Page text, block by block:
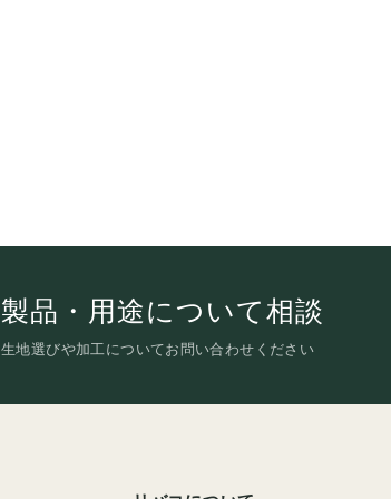
製品・用途について相談
生地選びや加工についてお問い合わせください